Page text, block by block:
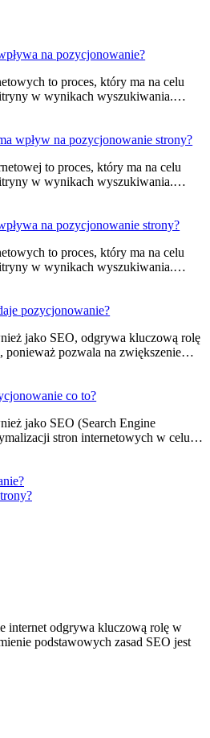
na pozycjonowanie?
to proces, który ma na celu
w wynikach wyszukiwania.…
wpływ na pozycjonowanie strony?
to proces, który ma na celu
w wynikach wyszukiwania.…
na pozycjonowanie strony?
to proces, który ma na celu
w wynikach wyszukiwania.…
pozycjonowanie?
jako SEO, odgrywa kluczową rolę
ponieważ pozwala na zwiększenie…
co to?
jako SEO (Search Engine
stron internetowych w celu…
internet odgrywa kluczową rolę w
podstawowych zasad SEO jest